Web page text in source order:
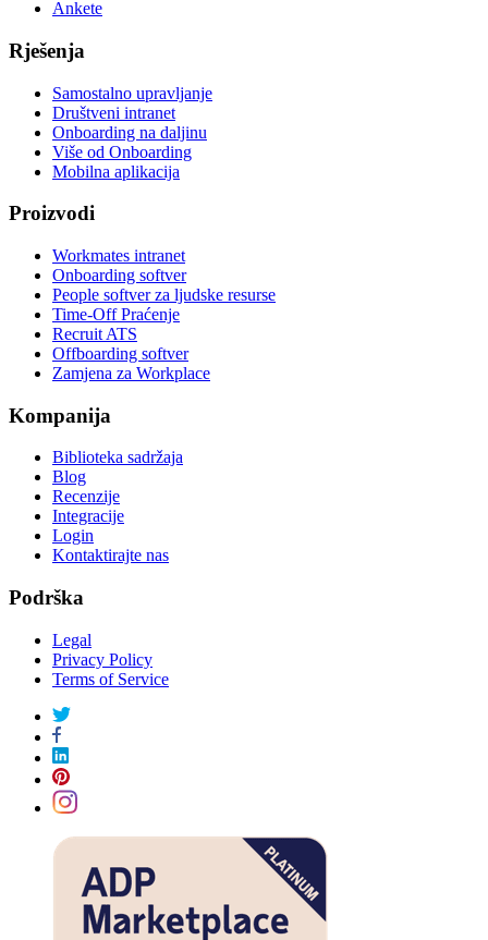
Ankete
Rješenja
Samostalno upravljanje
Društveni intranet
Onboarding na daljinu
Više od Onboarding
Mobilna aplikacija
Proizvodi
Workmates intranet
Onboarding softver
People softver za ljudske resurse
Time-Off Praćenje
Recruit ATS
Offboarding softver
Zamjena za Workplace
Kompanija
Biblioteka sadržaja
Blog
Recenzije
Integracije
Login
Kontaktirajte nas
Podrška
Legal
Privacy Policy
Terms of Service